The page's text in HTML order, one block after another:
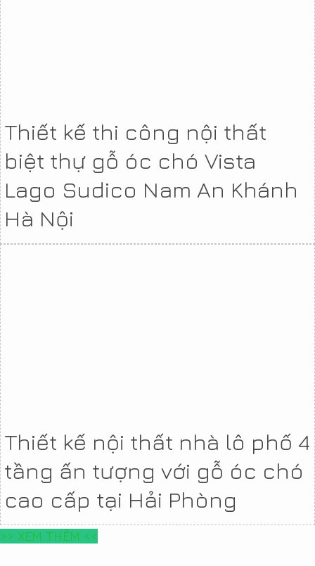
Thiết kế thi công nội thất
biệt thự gỗ óc chó Vista
Lago Sudico Nam An Khánh
Hà Nội
Thiết kế nội thất nhà lô phố 4
tầng ấn tượng với gỗ óc chó
cao cấp tại Hải Phòng
>> XEM THÊM <<